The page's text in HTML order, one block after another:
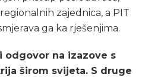
zajednica, a PIT
ga ka rješenjima.
odgovor na izazove s
širom svijeta. S druge